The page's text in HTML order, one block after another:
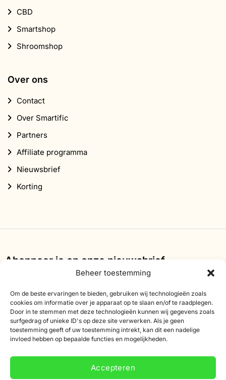
Beheer toestemming
Om de beste ervaringen te bieden, gebruiken wij technologieën zoals
cookies om informatie over je apparaat op te slaan en/of te raadplegen.
Door in te stemmen met deze technologieën kunnen wij gegevens zoals
surfgedrag of unieke ID's op deze site verwerken. Als je geen
toestemming geeft of uw toestemming intrekt, kan dit een nadelige
invloed hebben op bepaalde functies en mogelijkheden.
Accepteren
CBD
Smartshop
Shroomshop
Over ons
Contact
Over Smartific
Partners
Affiliate programma
Nieuwsbrief
Korting
Abonneer je op onze nieuwsbrief
Schrijf je in voor onze nieuwsbrief en ontvang 10%
korting op je eerste bestelling.
E-
mailadres